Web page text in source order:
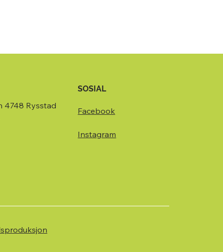
4748 Rysstad
SOSIAL
Facebook
Instagram